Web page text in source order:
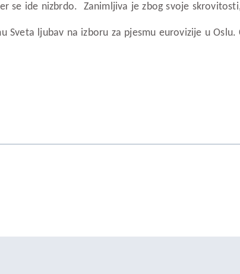
jer se ide nizbrdo. Zanimljiva je zbog svoje
Sveta ljubav na izboru za pjesmu eurovizije u